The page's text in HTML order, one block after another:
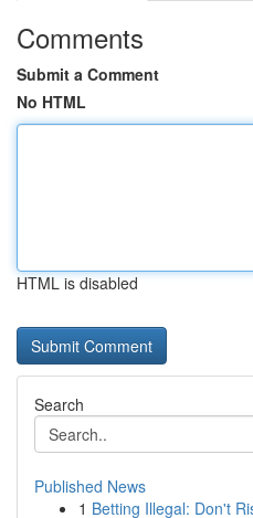
Comments
Submit a Comment
No HTML
HTML is disabled
Search
Published News
1 Betting Illegal: Don't